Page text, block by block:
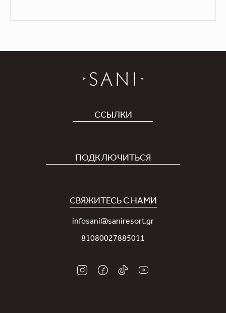
ССЫЛКИ
Карьера
Новости
Награды
Свадьбы
ПОДКЛЮЧИТЬСЯ
Программа лояльности Sani Rewards
СВЯЖИТЕСЬ С НАМИ
infosani@saniresort.gr
81080027885011